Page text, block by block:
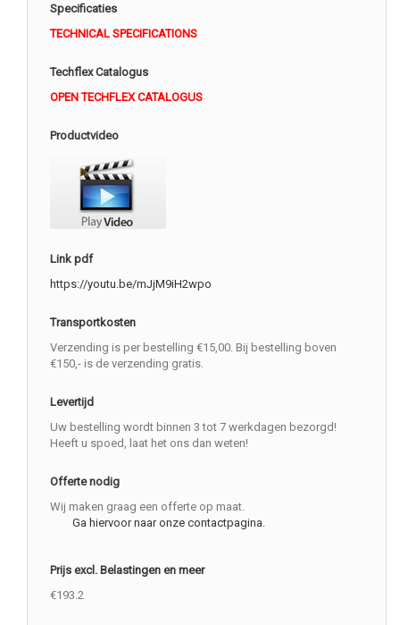
Specificaties
TECHNICAL SPECIFICATIONS
Techflex Catalogus
OPEN TECHFLEX CATALOGUS
Productvideo
Link pdf
https://youtu.be/mJjM9iH2wpo
Transportkosten
Verzending is per bestelling €15,00. Bij bestelling boven
€150,- is de verzending gratis.
Levertijd
Uw bestelling wordt binnen 3 tot 7 werkdagen bezorgd!
Heeft u spoed, laat het ons dan weten!
Offerte nodig
Wij maken graag een offerte op maat.
Ga hiervoor naar onze contactpagina.
Prijs excl. Belastingen en meer
€193.2